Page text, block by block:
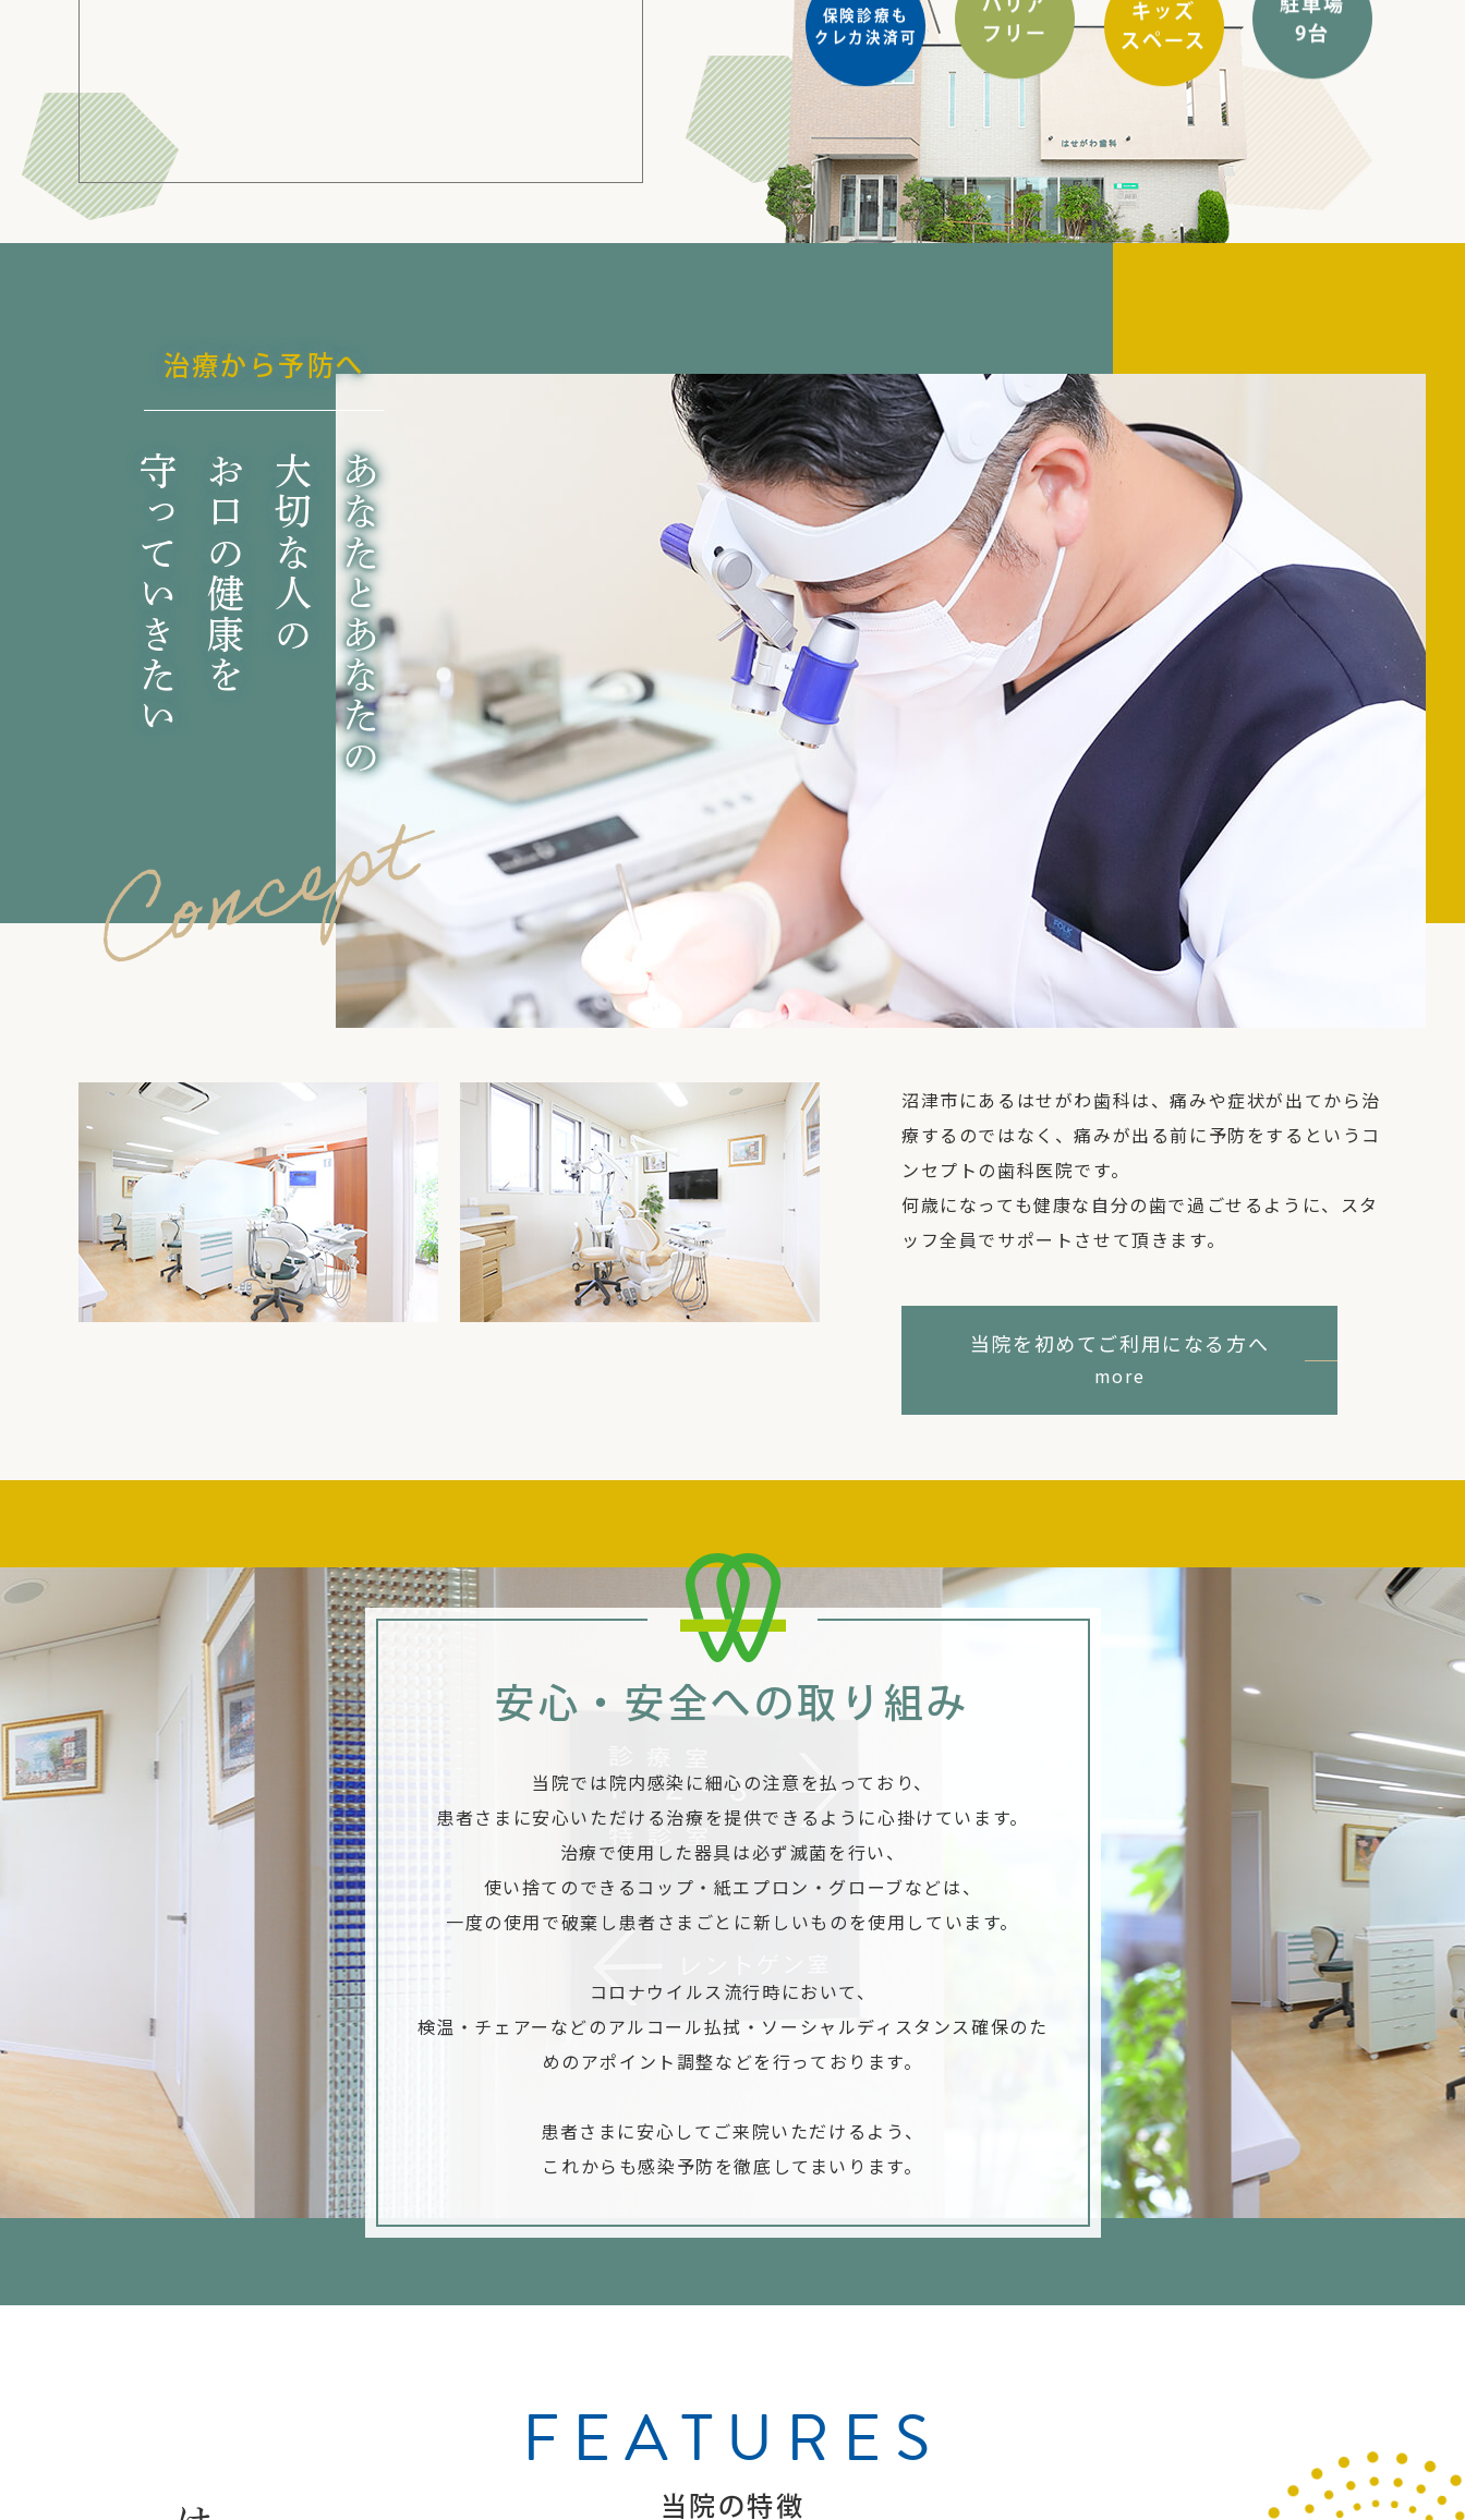
保険診療も
クレカ決済可
フリー
キッズ
スペース
9台
治療から予防へ
あなたとあなたの
大切な人の
お口の健康を
守っていきたい
Concept
沼津市にあるはせがわ歯科は、痛みや症状が出てから治
療するのではなく、痛みが出る前に予防をするというコ
ンセプトの歯科医院です。
何歳になっても健康な自分の歯で過ごせるように、スタ
ッフ全員でサポートさせて頂きます。
当院を初めてご利用になる方へ
more
安心・安全への取り組み
当院では院内感染に細心の注意を払っており、
患者さまに安心いただける治療を提供できるように心掛けています。
治療で使用した器具は必ず滅菌を行い、
使い捨てのできるコップ・紙エプロン・グローブなどは、
一度の使用で破棄し患者さまごとに新しいものを使用しています。
コロナウイルス流行時において、
検温・チェアーなどのアルコール払拭・ソーシャルディスタンス確保のた
めのアポイント調整などを行っております。
患者さまに安心してご来院いただけるよう、
これからも感染予防を徹底してまいります。
FEATURES
当院の特徴